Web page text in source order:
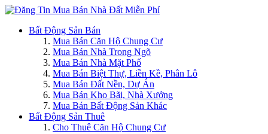
Bất Động Sản Bán
Mua Bán Căn Hộ Chung Cư
Mua Bán Nhà Trong Ngõ
Mua Bán Nhà Mặt Phố
Mua Bán Biệt Thự, Liền Kề, Phân Lô
Mua Bán Đất Nền, Dự Án
Mua Bán Kho Bãi, Nhà Xưởng
Mua Bán Bất Động Sản Khác
Bất Động Sản Thuê
Cho Thuê Căn Hộ Chung Cư